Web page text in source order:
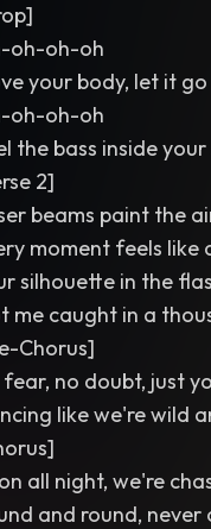
oh-oh-oh
your body, let it go
oh-oh-oh
the bass inside your
2]
beams paint the
moment feels like
silhouette in the
me caught in a
Chorus]
fear, no doubt, just
like we're wild
all night, we're
and round,